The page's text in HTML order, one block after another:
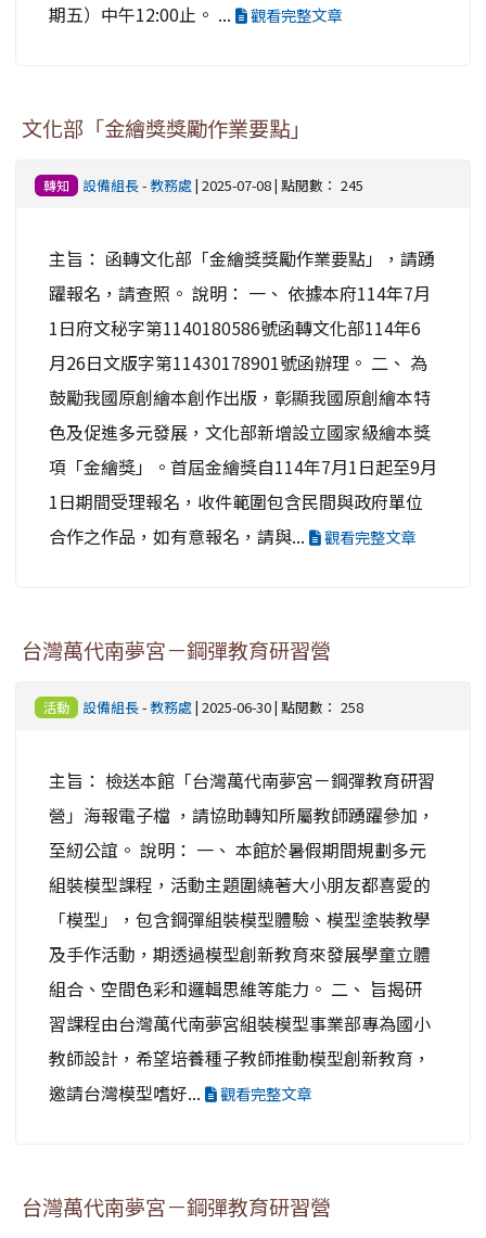
期五）中午12:00止。 ...
觀看完整文章
文化部「金繪獎獎勵作業要點」
轉知 設備組長-教務處 | 2025-07-08 | 點閱數： 245
主旨： 函轉文化部「金繪獎獎勵作業要點」，請踴
躍報名，請查照。 說明： 一、 依據本府114年7月
1日府文秘字第1140180586號函轉文化部114年6
月26日文版字第11430178901號函辦理。 二、 為
鼓勵我國原創繪本創作出版，彰顯我國原創繪本特
色及促進多元發展，文化部新增設立國家級繪本獎
項「金繪獎」。首屆金繪獎自114年7月1日起至9月
1日期間受理報名，收件範圍包含民間與政府單位
合作之作品，如有意報名，請與...
觀看完整文章
台灣萬代南夢宮－鋼彈教育研習營
活動 設備組長-教務處 | 2025-06-30 | 點閱數： 258
主旨： 檢送本館「台灣萬代南夢宮－鋼彈教育研習
營」海報電子檔 ，請協助轉知所屬教師踴躍參加，
至紉公誼。 說明： 一、 本館於暑假期間規劃多元
組裝模型課程，活動主題圍繞著大小朋友都喜愛的
「模型」，包含鋼彈組裝模型體驗、模型塗裝教學
及手作活動，期透過模型創新教育來發展學童立體
組合、空間色彩和邏輯思維等能力。 二、 旨揭研
習課程由台灣萬代南夢宮組裝模型事業部專為國小
教師設計，希望培養種子教師推動模型創新教育，
邀請台灣模型嗜好...
觀看完整文章
台灣萬代南夢宮－鋼彈教育研習營